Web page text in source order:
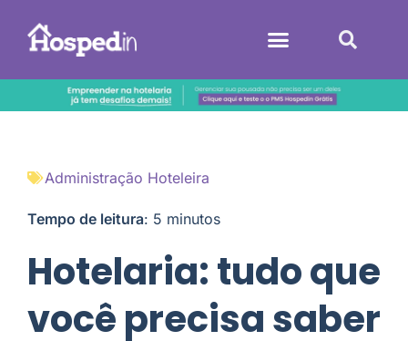
Administração Hoteleira
Tempo de leitura: 5 minutos
Hotelaria: tudo que
você precisa saber